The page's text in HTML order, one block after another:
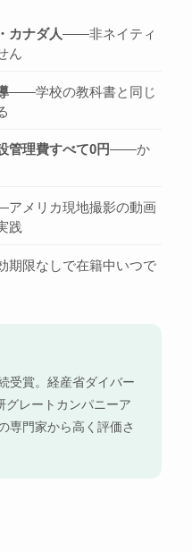
カナダ人——非ネイティ
ん
——学校の教科書と同じ
管理費すべて0円——か
メリカ現地撮影の動画
践
限なしで在籍中いつで
受賞。経産省ダイバー
グレートカンパニーア
専門家から高く評価さ